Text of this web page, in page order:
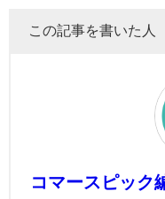
この記事を書いた人
コマースピッ